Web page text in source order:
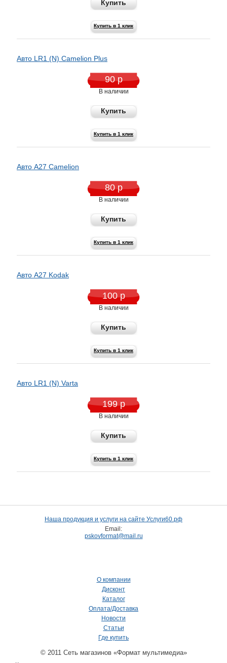
Купить
Купить в 1 клик
Авто LR1 (N) Camelion Plus
90 р
В наличии
Купить
Купить в 1 клик
Авто A27 Camelion
80 р
В наличии
Купить
Купить в 1 клик
Авто A27 Kodak
100 р
В наличии
Купить
Купить в 1 клик
Авто LR1 (N) Varta
199 р
В наличии
Купить
Купить в 1 клик
Наша продукция и услуги на сайте Услуги60.рф
Email:
pskovformat@mail.ru
О компании
Дисконт
Каталог
Оплата/Доставка
Новости
Статьи
Где купить
© 2011 Сеть магазинов «Формат мультимедиа»